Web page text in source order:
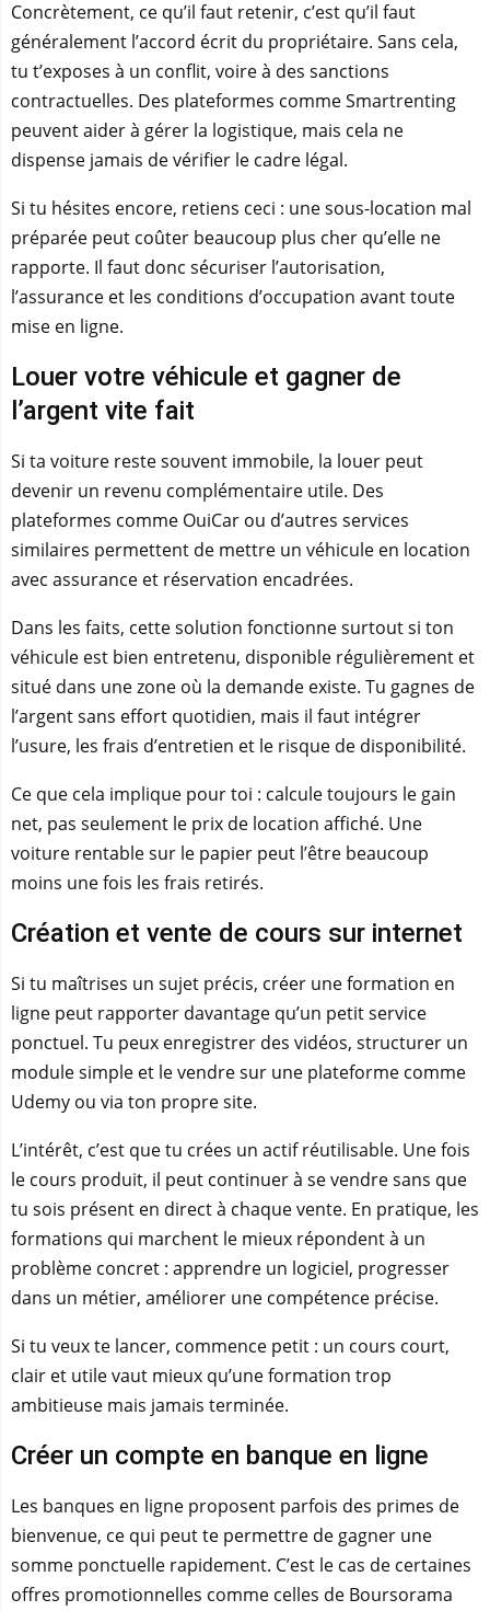
Concrètement, ce qu’il faut retenir, c’est qu’il faut
généralement l’accord écrit du propriétaire. Sans cela,
tu t’exposes à un conflit, voire à des sanctions
contractuelles. Des plateformes comme Smartrenting
peuvent aider à gérer la logistique, mais cela ne
dispense jamais de vérifier le cadre légal.
Si tu hésites encore, retiens ceci : une sous-location mal
préparée peut coûter beaucoup plus cher qu’elle ne
rapporte. Il faut donc sécuriser l’autorisation,
l’assurance et les conditions d’occupation avant toute
mise en ligne.
Louer votre véhicule et gagner de
l’argent vite fait
Si ta voiture reste souvent immobile, la louer peut
devenir un revenu complémentaire utile. Des
plateformes comme OuiCar ou d’autres services
similaires permettent de mettre un véhicule en location
avec assurance et réservation encadrées.
Dans les faits, cette solution fonctionne surtout si ton
véhicule est bien entretenu, disponible régulièrement et
situé dans une zone où la demande existe. Tu gagnes de
l’argent sans effort quotidien, mais il faut intégrer
l’usure, les frais d’entretien et le risque de disponibilité.
Ce que cela implique pour toi : calcule toujours le gain
net, pas seulement le prix de location affiché. Une
voiture rentable sur le papier peut l’être beaucoup
moins une fois les frais retirés.
Création et vente de cours sur internet
Si tu maîtrises un sujet précis, créer une formation en
ligne peut rapporter davantage qu’un petit service
ponctuel. Tu peux enregistrer des vidéos, structurer un
module simple et le vendre sur une plateforme comme
Udemy ou via ton propre site.
L’intérêt, c’est que tu crées un actif réutilisable. Une fois
le cours produit, il peut continuer à se vendre sans que
tu sois présent en direct à chaque vente. En pratique, les
formations qui marchent le mieux répondent à un
problème concret : apprendre un logiciel, progresser
dans un métier, améliorer une compétence précise.
Si tu veux te lancer, commence petit : un cours court,
clair et utile vaut mieux qu’une formation trop
ambitieuse mais jamais terminée.
Créer un compte en banque en ligne
Les banques en ligne proposent parfois des primes de
bienvenue, ce qui peut te permettre de gagner une
somme ponctuelle rapidement. C’est le cas de certaines
offres promotionnelles comme celles de Boursorama